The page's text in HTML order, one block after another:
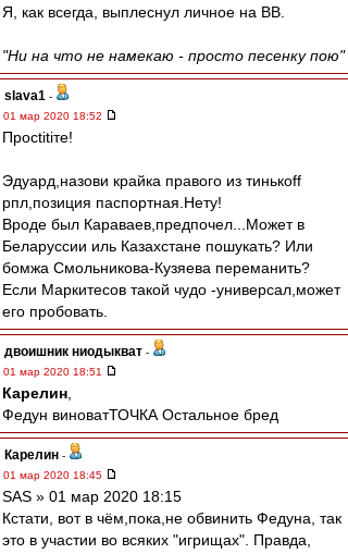
Я, как всегда, выплеснул личное на ВВ.
"Ни на что не намекаю - просто песенку пою"
slava1 -
01 мар 2020 18:52
Просtitiте!
Эдуард,назови крайка правого из тинькоff
рпл,позиция паспортная.Нету!
Вроде был Караваев,предпочел...Может в
Беларуссии иль Казахстане пошукать? Или
бомжа Смольникова-Кузяева переманить?
Если Маркитесов такой чудо -универсал,может
его пробовать.
двоишник ниодыкват -
01 мар 2020 18:51
Карелин
Федун виноватТОЧКА Остальное бред
Карелин -
01 мар 2020 18:45
SAS » 01 мар 2020 18:15
Кстати, вот в чём,пока,не обвинить Федуна, так
это в участии во всяких "игрищах". Правда,